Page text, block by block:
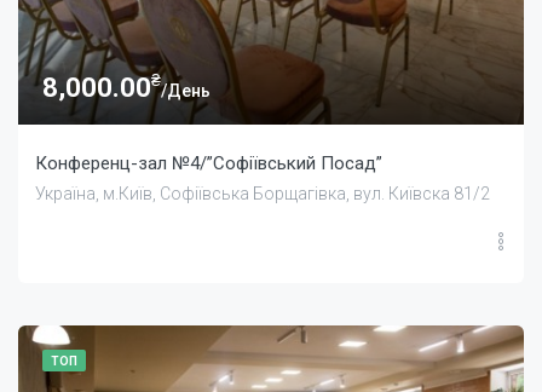
8,000.00₴
/День
Конференц-зал №4/”Софіївський Посад”
Україна, м.Київ, Софіївська Борщагівка, вул. Київска 81/2
ТОП